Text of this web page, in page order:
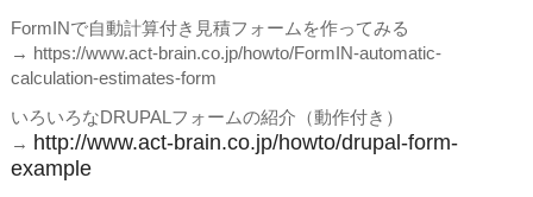
FormINで自動計算付き見積フォームを作ってみる
→ https://www.act-brain.co.jp/howto/FormIN-automatic-
calculation-estimates-form
いろいろなDRUPALフォームの紹介（動作付き）
→ http://www.act-brain.co.jp/howto/drupal-form-
example